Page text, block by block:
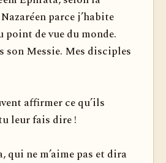
parce j’habite
point de vue du monde.
son Messie. Mes disciples
affirmer ce qu’ils
leur fais dire !
qui ne m’aime pas et dira